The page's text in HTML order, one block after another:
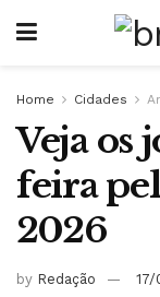
Home Cidades
Veja os
feira
2026
by Redação